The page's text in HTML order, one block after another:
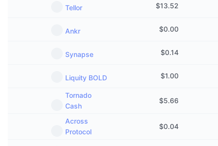
Övergripande NFT-statistik
Kommande försäljningar
Likvidationer
Finansieringsräntor
ICO-kalender
Tellor $13.52
Ankr $0.00
Synapse $0.14
Liquity BOLD $1.00
Tornado
Cash
$5.66
Across
Protocol
$0.04